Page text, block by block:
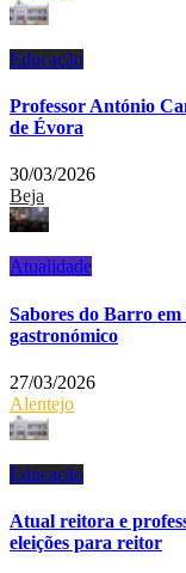
Educação
Professor António
de Évora
30/03/2026
Beja
Atualidade
Sabores do Barro
gastronómico
27/03/2026
Alentejo
Educação
Atual reitora e
eleições para reitor